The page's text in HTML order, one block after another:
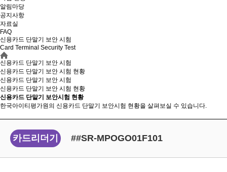
알림마당
공지사항
자료실
FAQ
신용카드 단말기 보안 시험
Card Terminal Security Test
신용카드 단말기 보안 시험
신용카드 단말기 보안 시험 현황
신용카드 단말기 보안 시험
신용카드 단말기 보안 시험 현황
신용카드 단말기 보안시험 현황
한국아이티평가원의 신용카드 단말기 보안시험 현황을 살펴보실 수 있습니다.
카드리더기 ##SR-MPOGO01F101